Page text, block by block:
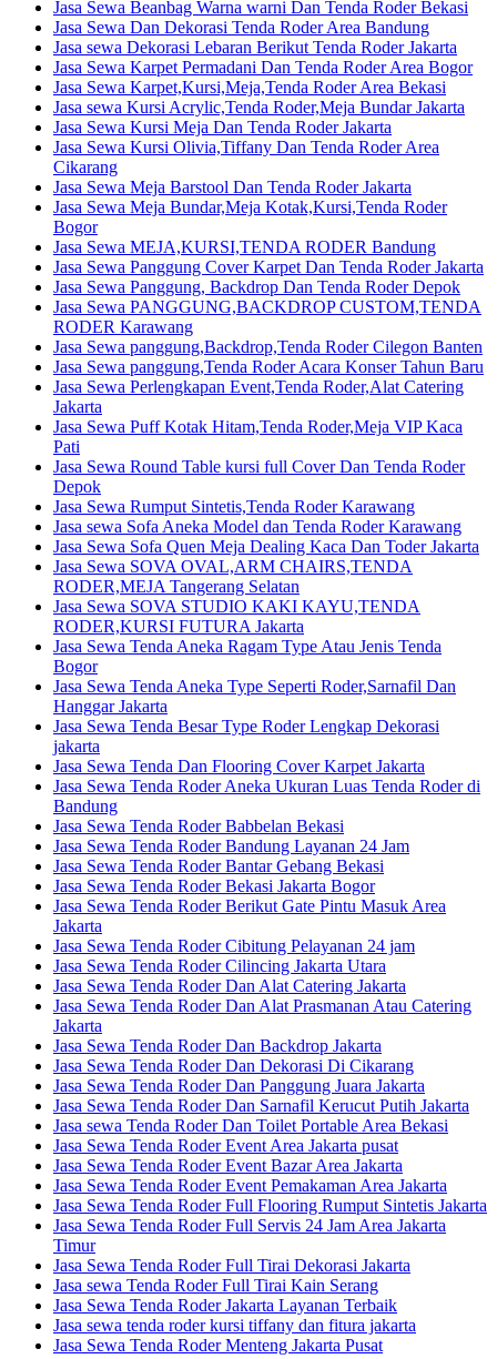
Jasa Sewa Beanbag Warna warni Dan Tenda Roder Bekasi
Jasa Sewa Dan Dekorasi Tenda Roder Area Bandung
Jasa sewa Dekorasi Lebaran Berikut Tenda Roder Jakarta
Jasa Sewa Karpet Permadani Dan Tenda Roder Area Bogor
Jasa Sewa Karpet,Kursi,Meja,Tenda Roder Area Bekasi
Jasa sewa Kursi Acrylic,Tenda Roder,Meja Bundar Jakarta
Jasa Sewa Kursi Meja Dan Tenda Roder Jakarta
Jasa Sewa Kursi Olivia,Tiffany Dan Tenda Roder Area
Cikarang
Jasa Sewa Meja Barstool Dan Tenda Roder Jakarta
Jasa Sewa Meja Bundar,Meja Kotak,Kursi,Tenda Roder
Bogor
Jasa Sewa MEJA,KURSI,TENDA RODER Bandung
Jasa Sewa Panggung Cover Karpet Dan Tenda Roder Jakarta
Jasa Sewa Panggung, Backdrop Dan Tenda Roder Depok
Jasa Sewa PANGGUNG,BACKDROP CUSTOM,TENDA
RODER Karawang
Jasa Sewa panggung,Backdrop,Tenda Roder Cilegon Banten
Jasa Sewa panggung,Tenda Roder Acara Konser Tahun Baru
Jasa Sewa Perlengkapan Event,Tenda Roder,Alat Catering
Jakarta
Jasa Sewa Puff Kotak Hitam,Tenda Roder,Meja VIP Kaca
Pati
Jasa Sewa Round Table kursi full Cover Dan Tenda Roder
Depok
Jasa Sewa Rumput Sintetis,Tenda Roder Karawang
Jasa sewa Sofa Aneka Model dan Tenda Roder Karawang
Jasa Sewa Sofa Quen Meja Dealing Kaca Dan Toder Jakarta
Jasa Sewa SOVA OVAL,ARM CHAIRS,TENDA
RODER,MEJA Tangerang Selatan
Jasa Sewa SOVA STUDIO KAKI KAYU,TENDA
RODER,KURSI FUTURA Jakarta
Jasa Sewa Tenda Aneka Ragam Type Atau Jenis Tenda
Bogor
Jasa Sewa Tenda Aneka Type Seperti Roder,Sarnafil Dan
Hanggar Jakarta
Jasa Sewa Tenda Besar Type Roder Lengkap Dekorasi
jakarta
Jasa Sewa Tenda Dan Flooring Cover Karpet Jakarta
Jasa Sewa Tenda Roder Aneka Ukuran Luas Tenda Roder di
Bandung
Jasa Sewa Tenda Roder Babbelan Bekasi
Jasa Sewa Tenda Roder Bandung Layanan 24 Jam
Jasa Sewa Tenda Roder Bantar Gebang Bekasi
Jasa Sewa Tenda Roder Bekasi Jakarta Bogor
Jasa Sewa Tenda Roder Berikut Gate Pintu Masuk Area
Jakarta
Jasa Sewa Tenda Roder Cibitung Pelayanan 24 jam
Jasa Sewa Tenda Roder Cilincing Jakarta Utara
Jasa Sewa Tenda Roder Dan Alat Catering Jakarta
Jasa Sewa Tenda Roder Dan Alat Prasmanan Atau Catering
Jakarta
Jasa Sewa Tenda Roder Dan Backdrop Jakarta
Jasa Sewa Tenda Roder Dan Dekorasi Di Cikarang
Jasa Sewa Tenda Roder Dan Panggung Juara Jakarta
Jasa Sewa Tenda Roder Dan Sarnafil Kerucut Putih Jakarta
Jasa sewa Tenda Roder Dan Toilet Portable Area Bekasi
Jasa Sewa Tenda Roder Event Area Jakarta pusat
Jasa Sewa Tenda Roder Event Bazar Area Jakarta
Jasa Sewa Tenda Roder Event Pemakaman Area Jakarta
Jasa Sewa Tenda Roder Full Flooring Rumput Sintetis Jakarta
Jasa Sewa Tenda Roder Full Servis 24 Jam Area Jakarta
Timur
Jasa Sewa Tenda Roder Full Tirai Dekorasi Jakarta
Jasa sewa Tenda Roder Full Tirai Kain Serang
Jasa Sewa Tenda Roder Jakarta Layanan Terbaik
Jasa sewa tenda roder kursi tiffany dan fitura jakarta
Jasa Sewa Tenda Roder Menteng Jakarta Pusat